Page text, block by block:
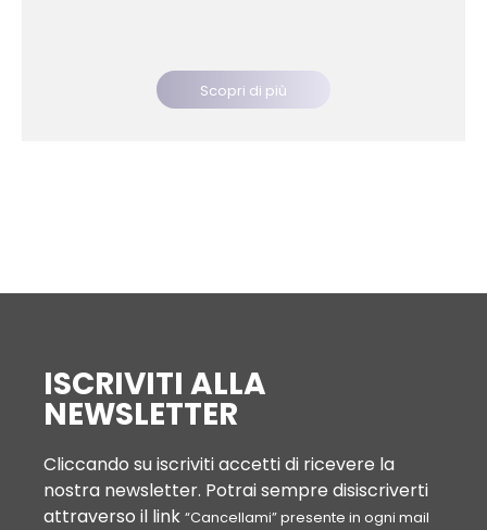
Scopri di più
ISCRIVITI ALLA
NEWSLETTER
Cliccando su iscriviti accetti di ricevere la
nostra newsletter. Potrai sempre disiscriverti
attraverso il link “Cancellami” presente in ogni mail